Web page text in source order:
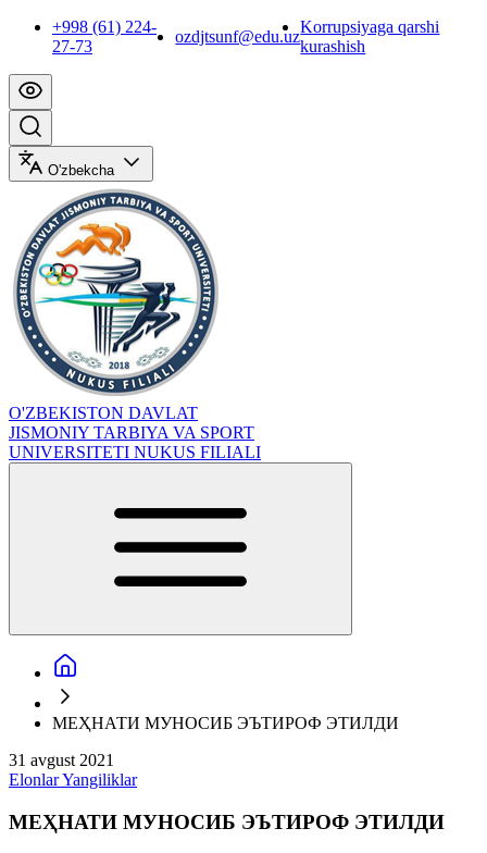
+998 (61) 224-
27-73
ozdjtsunf@edu.uz
Korrupsiyaga qarshi
kurashish
O'zbekcha
O'ZBEKISTON DAVLAT
JISMONIY TARBIYA VA SPORT
UNIVERSITETI NUKUS FILIALI
МЕҲНАТИ МУНОСИБ ЭЪТИРОФ ЭТИЛДИ
31 avgust 2021
ElonlarYangiliklar
МЕҲНАТИ МУНОСИБ ЭЪТИРОФ ЭТИЛДИ